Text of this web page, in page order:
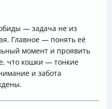
— задача не из
Главное — понять её
момент и проявить
что кошки — тонкие
и забота